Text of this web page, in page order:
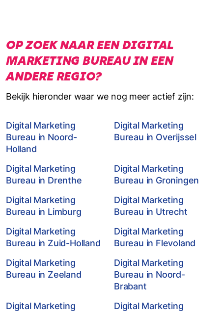
OP ZOEK NAAR EEN DIGITAL
MARKETING BUREAU IN EEN
ANDERE REGIO?
Bekijk hieronder waar we nog meer actief zijn:
Digital Marketing
Bureau in Noord-
Holland
Digital Marketing
Bureau in Overijssel
Digital Marketing
Bureau in Drenthe
Digital Marketing
Bureau in Groningen
Digital Marketing
Bureau in Limburg
Digital Marketing
Bureau in Utrecht
Digital Marketing
Bureau in Zuid-Holland
Digital Marketing
Bureau in Flevoland
Digital Marketing
Bureau in Zeeland
Digital Marketing
Bureau in Noord-
Brabant
Digital Marketing
Digital Marketing